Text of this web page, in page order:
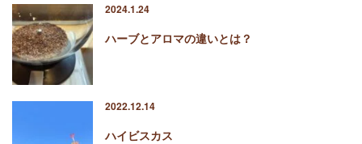
2024.1.24
ハーブとアロマの違いとは？
2022.12.14
ハイビスカス